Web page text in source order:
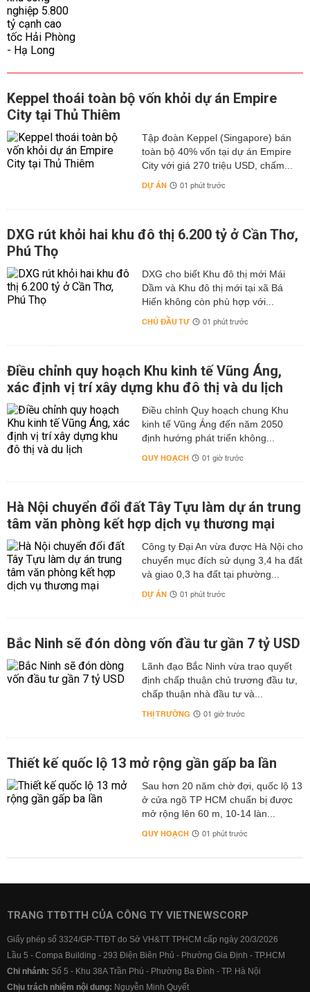
Keppel thoái toàn bộ vốn khỏi dự án Empire
City tại Thủ Thiêm
Tập đoàn Keppel (Singapore) bán
toàn bộ 40% vốn tại dự án Empire
City với giá 270 triệu USD, chấm...
DỰ ÁN 01 phút trước
DXG rút khỏi hai khu đô thị 6.200 tỷ ở Cần Thơ,
Phú Thọ
DXG cho biết Khu đô thị mới Mái
Dầm và Khu đô thị mới tại xã Bá
Hiến không còn phù hợp với...
CHỦ ĐẦU TƯ 01 phút trước
Điều chỉnh quy hoạch Khu kinh tế Vũng Áng,
xác định vị trí xây dựng khu đô thị và du lịch
Điều chỉnh Quy hoạch chung Khu
kinh tế Vũng Áng đến năm 2050
định hướng phát triển không...
QUY HOẠCH 01 giờ trước
Hà Nội chuyển đổi đất Tây Tựu làm dự án trung
tâm văn phòng kết hợp dịch vụ thương mại
Công ty Đại An vừa được Hà Nội cho
chuyển mục đích sử dụng 3,4 ha đất
và giao 0,3 ha đất tại phường...
DỰ ÁN 01 phút trước
Bắc Ninh sẽ đón dòng vốn đầu tư gần 7 tỷ USD
Lãnh đạo Bắc Ninh vừa trao quyết
định chấp thuận chủ trương đầu tư,
chấp thuận nhà đầu tư và...
THỊ TRƯỜNG 01 giờ trước
Thiết kế quốc lộ 13 mở rộng gần gấp ba lần
Sau hơn 20 năm chờ đợi, quốc lộ 13
ở cửa ngõ TP HCM chuẩn bị được
mở rộng lên 60 m, 10-14 làn...
QUY HOẠCH 01 phút trước
TRANG TTĐTTH CỦA CÔNG TY VIETNEWSCORP
Giấy phép số 3324/GP-TTĐT do Sở VH&TT TPHCM cấp ngày 20/3/2026
Lầu 5 - Compa Building - 293 Điện Biên Phủ - Phường Gia Định - TP.HCM
Chi nhánh: Số 5 - Khu 38A Trần Phú - Phường Ba Đình - TP. Hà Nội
Chịu trách nhiệm nội dung: Nguyễn Minh Quyết